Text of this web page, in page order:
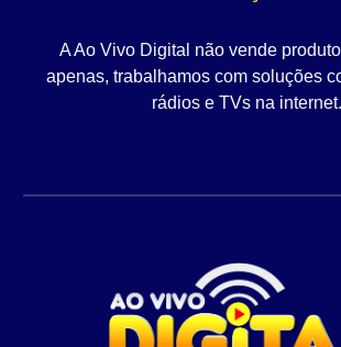
A Ao Vivo Digital não vende
apenas, trabalhamos com soluções
rádios e TVs na internet.